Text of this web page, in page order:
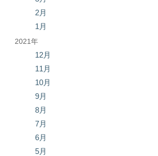
2月
1月
2021年
12月
11月
10月
9月
8月
7月
6月
5月